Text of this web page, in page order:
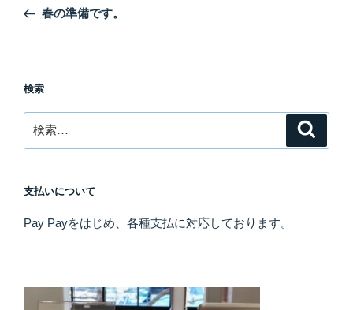
ナ
ー
シ
ョ
の
春の準備です。
検索
索:
支払いについて
Pay Payをはじめ、各種支払に対応しております。